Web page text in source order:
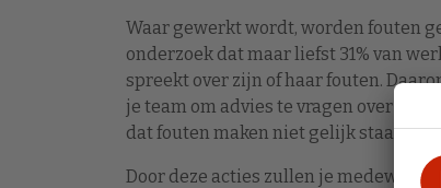
Waar gewerkt wordt, worden fouten
onderzoek dat maar liefst 31% van
spreekt over zijn of haar fouten.
je team om advies te vragen over hoe
dat fouten maken niet gelijk staat
Door deze acties zullen je